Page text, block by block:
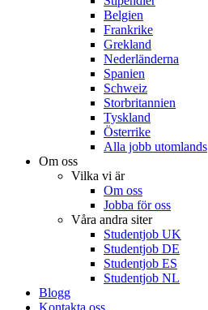
Belgien
Frankrike
Grekland
Nederländerna
Spanien
Schweiz
Storbritannien
Tyskland
Österrike
Alla jobb utomlands
Om oss
Vilka vi är
Om oss
Jobba för oss
Våra andra siter
Studentjob UK
Studentjob DE
Studentjob ES
Studentjob NL
Blogg
Kontakta oss